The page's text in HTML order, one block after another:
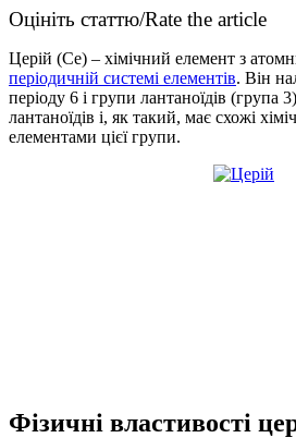
Оцініть статтю/Rate the article
Церій (Ce) – хімічний елемент з
періодичній системі елементів. Він
періоду 6 і групи лантаноїдів (група
лантаноїдів і, як такий, має схожі
елементами цієї групи.
Фізичні властивості